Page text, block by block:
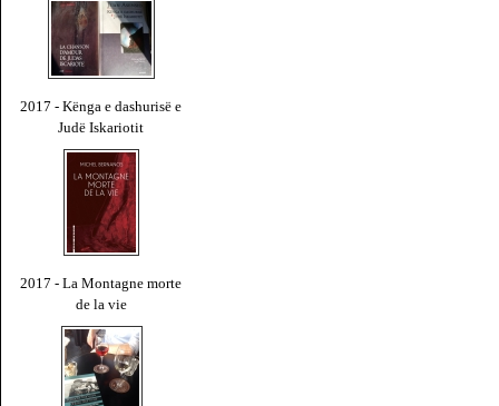
2017 - Kënga e dashurisë e
Judë Iskariotit
2017 - La Montagne morte
de la vie